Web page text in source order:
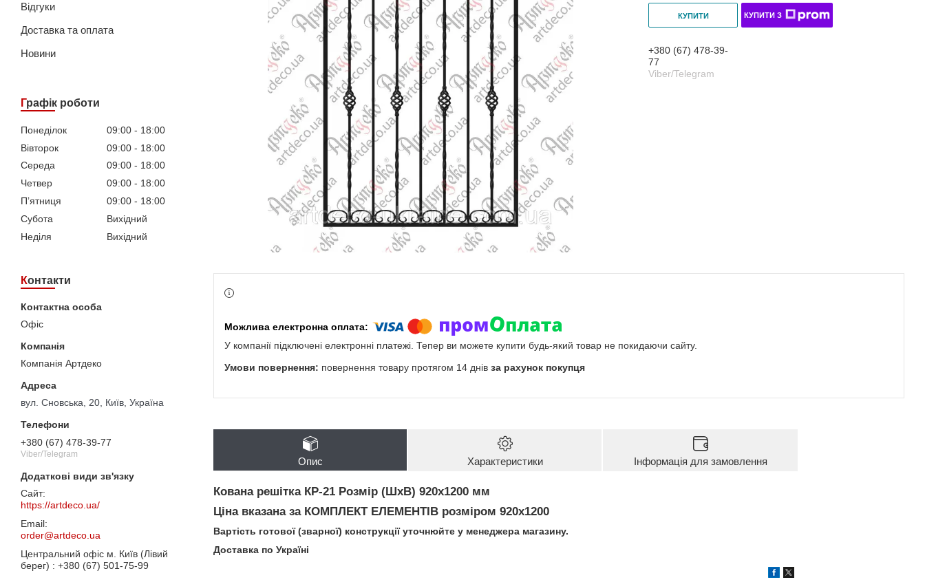
Відгуки
Доставка та оплата
Новини
Графік роботи
Понеділок 09:00
18:00
Вівторок
09:00
18:00
Середа
09:00
18:00
Четвер
09:00
18:00
Пʼятниця
09:00
18:00
Субота
Вихідний
Неділя
Вихідний
Контакти
Офіс
Компанія Артдеко
вул. Сновська, 20, Київ, Україна
+380 (67) 478-39-77
Viber/Telegram
https://artdeco.ua/
order@artdeco.ua
Центральний офіс м. Київ (Лівий
берег)
+380 (67) 501-75-99
КУПИТИ КУПИТИ З
+380 (67) 478-39-
77
Viber/Telegram
У компанії підключені електронні платежі. Тепер ви можете купити будь-який товар не покидаючи сайту.
повернення товару протягом 14 днів за рахунок покупця
Опис Характеристики Інформація для замовлення
Кована решітка КР-21 Розмір (ШхВ) 920х1200 мм
Ціна вказана за КОМПЛЕКТ ЕЛЕМЕНТІВ розміром 920х1200
Вартість готової (зварної) конструкції уточнюйте у менеджера магазину.
Доставка по Україні